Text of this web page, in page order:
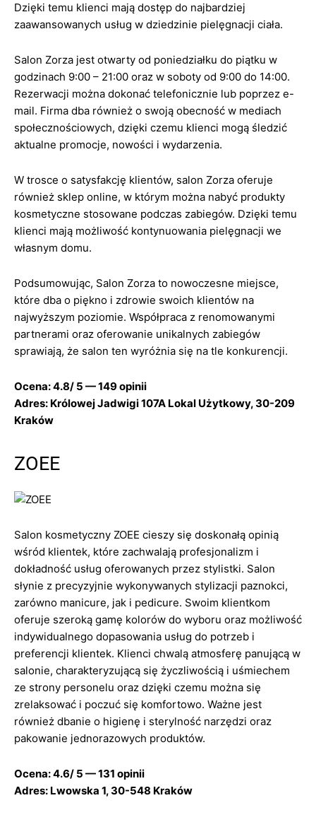
Dzięki temu klienci mają dostęp do najbardziej
zaawansowanych usług w dziedzinie pielęgnacji ciała.
Salon Zorza jest otwarty od poniedziałku do piątku w
godzinach 9:00 – 21:00 oraz w soboty od 9:00 do 14:00.
Rezerwacji można dokonać telefonicznie lub poprzez e-
mail. Firma dba również o swoją obecność w mediach
społecznościowych, dzięki czemu klienci mogą śledzić
aktualne promocje, nowości i wydarzenia.
W trosce o satysfakcję klientów, salon Zorza oferuje
również sklep online, w którym można nabyć produkty
kosmetyczne stosowane podczas zabiegów. Dzięki temu
klienci mają możliwość kontynuowania pielęgnacji we
własnym domu.
Podsumowując, Salon Zorza to nowoczesne miejsce,
które dba o piękno i zdrowie swoich klientów na
najwyższym poziomie. Współpraca z renomowanymi
partnerami oraz oferowanie unikalnych zabiegów
sprawiają, że salon ten wyróżnia się na tle konkurencji.
Ocena: 4.8/ 5 — 149 opinii
Adres: Królowej Jadwigi 107A Lokal Użytkowy, 30-209
Kraków
ZOEE
Salon kosmetyczny ZOEE cieszy się doskonałą opinią
wśród klientek, które zachwalają profesjonalizm i
dokładność usług oferowanych przez stylistki. Salon
słynie z precyzyjnie wykonywanych stylizacji paznokci,
zarówno manicure, jak i pedicure. Swoim klientkom
oferuje szeroką gamę kolorów do wyboru oraz możliwość
indywidualnego dopasowania usług do potrzeb i
preferencji klientek. Klienci chwalą atmosferę panującą w
salonie, charakteryzującą się życzliwością i uśmiechem
ze strony personelu oraz dzięki czemu można się
zrelaksować i poczuć się komfortowo. Ważne jest
również dbanie o higienę i sterylność narzędzi oraz
pakowanie jednorazowych produktów.
Ocena: 4.6/ 5 — 131 opinii
Adres: Lwowska 1, 30-548 Kraków